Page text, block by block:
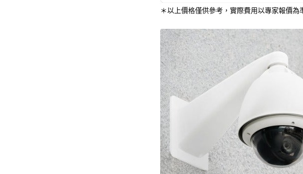
＊以上價格僅供參考，實際費用以專家報價為